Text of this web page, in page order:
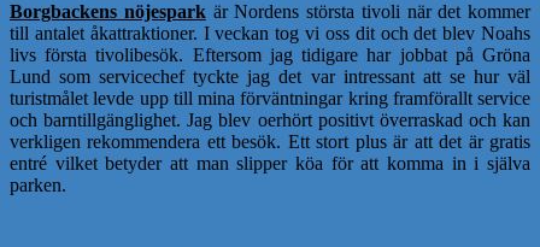
Borgbackens nöjesparkär Nordens största tivoli när det kommer
till antalet åkattraktioner. I veckan tog vi oss dit och det blev Noahs
livs första tivolibesök. Eftersom jag tidigare har jobbat på Gröna
Lund som servicechef tyckte jag det var intressant att se hur väl
turistmålet levde upp till mina förväntningar kring framförallt service
och barntillgänglighet. Jag blev oerhört positivt överraskad och kan
verkligen rekommendera ett besök. Ett stort plus är att det är gratis
entré vilket betyder att man slipper köa för att komma in i själva
parken.